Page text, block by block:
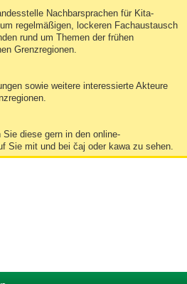
Nachbarsprachen für Kita-
regelmäßigen, lockeren Fachaustausch
rund um Themen der frühen
Grenzregionen.
sowie weitere interessierte Akteure
diese gern in den online-
Sie mit und bei čaj oder kawa zu sehen.